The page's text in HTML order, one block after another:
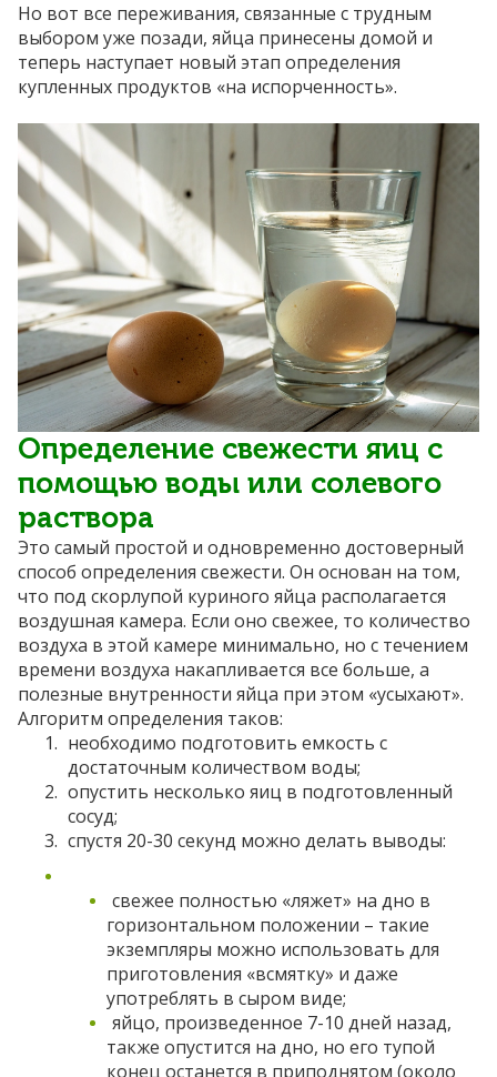
Но вот все переживания, связанные с трудным
выбором уже позади, яйца принесены домой и
теперь наступает новый этап определения
купленных продуктов «на испорченность».
Определение свежести яиц с
помощью воды или солевого
раствора
Это самый простой и одновременно достоверный
способ определения свежести. Он основан на том,
что под скорлупой куриного яйца располагается
воздушная камера. Если оно свежее, то количество
воздуха в этой камере минимально, но с течением
времени воздуха накапливается все больше, а
полезные внутренности яйца при этом «усыхают».
Алгоритм определения таков:
необходимо подготовить емкость с
достаточным количеством воды;
опустить несколько яиц в подготовленный
сосуд;
спустя 20-30 секунд можно делать выводы:
свежее полностью «ляжет» на дно в
горизонтальном положении – такие
экземпляры можно использовать для
приготовления «всмятку» и даже
употреблять в сыром виде;
яйцо, произведенное 7-10 дней назад,
также опустится на дно, но его тупой
конец останется в приподнятом (около